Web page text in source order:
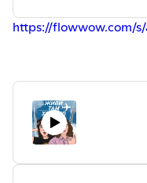
https://flowwow.com/s/
Приходите к нам в
историями —https://
комьюнити, а еще там
https://t.me/Jivi_xorosho
Инстаграм Даши Жук —
https://